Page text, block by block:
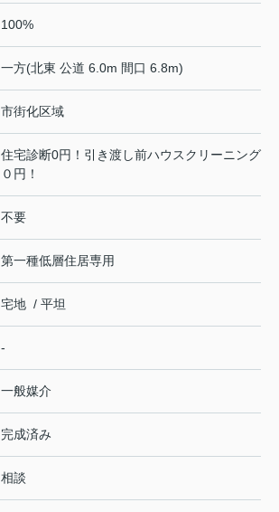
100%
一方(北東 公道 6.0m 間口 6.8m)
市街化区域
住宅診断0円！引き渡し前ハウスクリーニング
０円！
不要
第一種低層住居専用
宅地 / 平坦
-
一般媒介
完成済み
相談